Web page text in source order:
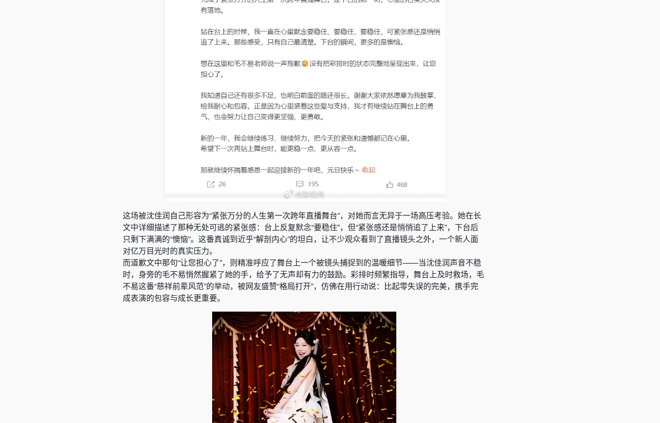
这场被沈佳润自己形容为“紧张万分的人生第一次跨年直播舞台”，对她而言无异于一场高压考验。她在长
文中详细描述了那种无处可逃的紧张感：台上反复默念“要稳住”，但“紧张感还是悄悄追了上来”，下台后
只剩下满满的“懊恼”。这番真诚到近乎“解剖内心”的坦白，让不少观众看到了直播镜头之外，一个新人面
对亿万目光时的真实压力。
而道歉文中那句“让您担心了”，则精准呼应了舞台上一个被镜头捕捉到的温暖细节——当沈佳润声音不稳
时，身旁的毛不易悄然握紧了她的手，给予了无声却有力的鼓励。彩排时频繁指导，舞台上及时救场，毛
不易这番“慈祥前辈风范”的举动，被网友盛赞“格局打开”，仿佛在用行动说：比起零失误的完美，携手完
成表演的包容与成长更重要。